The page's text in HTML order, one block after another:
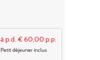
à p.d. € 60,00 p.p.
Petit déjeuner inclus